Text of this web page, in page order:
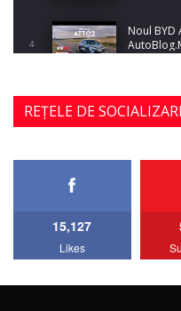
4
Noul BYD
5
Noul
4MATIC
27:33
REȚELE DE
15,127
Likes